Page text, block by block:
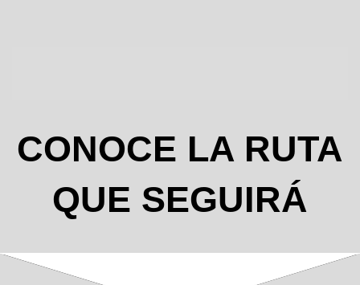
CONOCE LA RUTA
QUE SEGUIRÁ